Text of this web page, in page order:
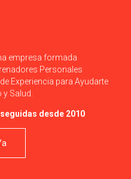
empresa formada
Personales
Experiencia para Ayudarte
Salud.
desde 2010